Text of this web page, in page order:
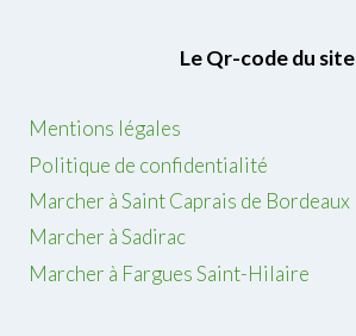
Le Qr-code du site
Mentions légales
Politique de confidentialité
Marcher à Saint Caprais de Bordeaux
Marcher à Sadirac
Marcher à Fargues Saint-Hilaire